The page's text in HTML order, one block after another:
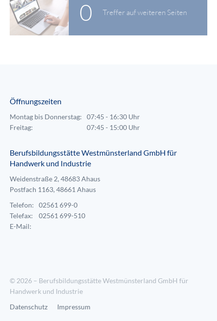
0 Treffer auf weiteren Seiten
Öffnungszeiten
Montag bis Donnerstag:
07:45 - 16:30 Uhr
Freitag:
07:45 - 15:00 Uhr
Berufsbildungsstätte Westmünsterland GmbH für
Handwerk und Industrie
Weidenstraße 2, 48683 Ahaus
Postfach 1163, 48661 Ahaus
Telefon:
02561 699-0
Telefax:
02561 699-510
E-Mail:
© 2026 – Berufsbildungsstätte Westmünsterland GmbH für
Handwerk und Industrie
Datenschutz
Impressum